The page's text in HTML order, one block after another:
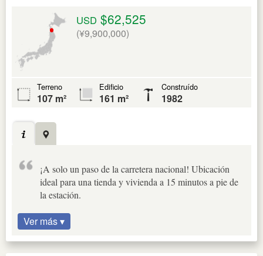
USD $62,525
(¥9,900,000)
Terreno
107 m²
Edificio
161 m²
Construído
1982
¡A solo un paso de la carretera nacional! Ubicación
ideal para una tienda y vivienda a 15 minutos a pie de
la estación.
Ver más ▾